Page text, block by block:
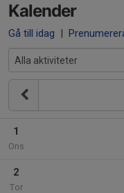
Kalender
Gå till idag |
1
Ons
2
Tor